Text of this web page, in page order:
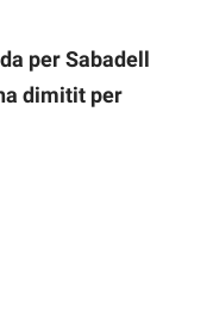
per Sabadell
dimitit per